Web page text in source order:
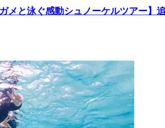
メと泳ぐ感動シュノーケルツアー